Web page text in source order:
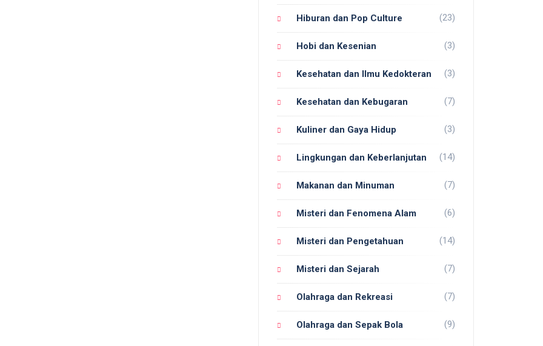
Hiburan dan Pop Culture (23)
Hobi dan Kesenian (3)
Kesehatan dan Ilmu Kedokteran (3)
Kesehatan dan Kebugaran (7)
Kuliner dan Gaya Hidup (3)
Lingkungan dan Keberlanjutan (14)
Makanan dan Minuman (7)
Misteri dan Fenomena Alam (6)
Misteri dan Pengetahuan (14)
Misteri dan Sejarah (7)
Olahraga dan Rekreasi (7)
Olahraga dan Sepak Bola (9)